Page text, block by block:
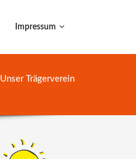
Impressum
Unser Trägerverein